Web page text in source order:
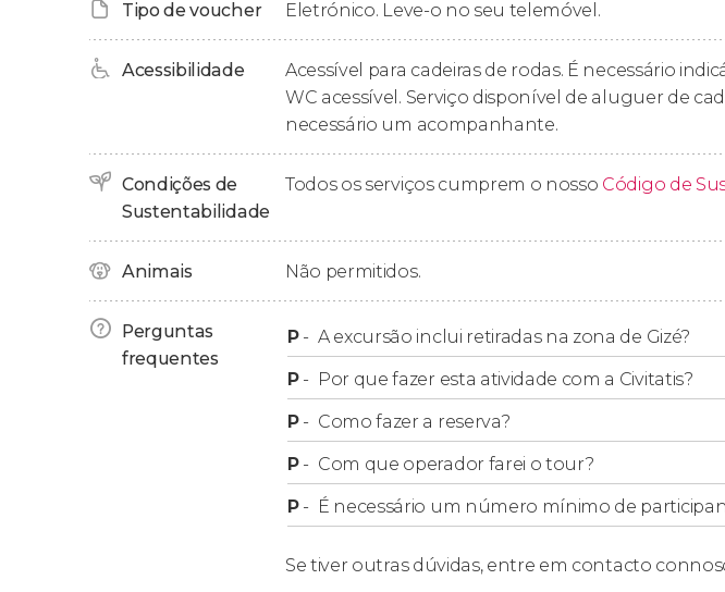
Tipo de voucher Eletrónico. Leve-o no seu telemóvel.
Acessibilidade
Acessível para cadeiras de rodas. É necessário
WC acessível. Serviço disponível de aluguer de
necessário um acompanhante.
Condições de
Sustentabilidade
Todos os serviços cumprem o nosso Código de
Animais Não permitidos.
Perguntas
frequentes
P- A excursão inclui retiradas na zona de Gizé?
P- Por que fazer esta atividade com a Civitatis?
P- Como fazer a reserva?
P- Com que operador farei o tour?
P- É necessário um número mínimo de
Se tiver outras dúvidas, entre em contacto